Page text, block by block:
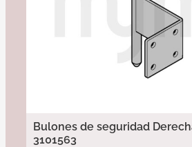
Bulones de seguridad
3101563